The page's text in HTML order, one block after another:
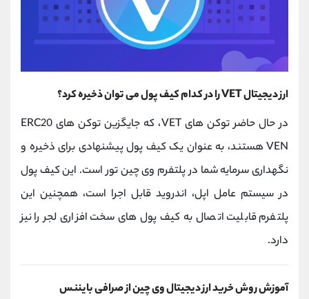
ارز دیجیتال VET را در کدام کیف پول می توان ذخیره کرد؟
در حال حاضر توکن های VET، که جایگزین توکن های ERC20
VEN هستند، به عنوان یک کیف پول پیشنهادی برای ذخیره و
نگهداری سرمایه شما در پلتفرم وی چین تور است. این کیف پول
در سیستم عامل اپل، اندروید قابل اجرا است، همچنین این
پلتفرم قابلیت اتصال به کیف پول های سخت افزاری لجر را نیز
دارد.
آموزش روش خرید ارز دیجیتال وی چین از صرافی بایننس